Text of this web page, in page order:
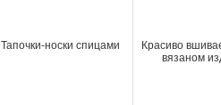
Тапочки-носки спицами
Красиво
вязаном